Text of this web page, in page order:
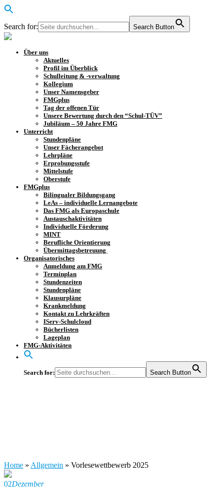
Search for: Search Button
Über uns
Aktuelles
Profil im Überblick
Schulleitung & -verwaltung
Kollegium
Unser Namensgeber
FMGplus
Tag der offenen Tür
Unsere Bewertung durch den “Schul-TÜV”
Jubiläum – 50 Jahre FMG
Unterricht
Stundenpläne
Unser Fächerangebot
Lehrpläne
Erprobungsstufe
Mittelstufe
Oberstufe
FMGplus
Bilingualer Bildungsgang
LeAs – individuelle Lernangebote
Das FMG als Europaschule
Austauschaktivitäten
Individuelle Förderung
MINT
Berufliche Orientierung
Übermittagsbetreuung
Organisatorisches
Anmeldung am FMG
Terminplan
Stundenzeiten
Stundenpläne
Klausurpläne
Krankmeldung
Kontakt zu Lehrkräften
IServ-Schulcloud
Bücherlisten
Lageplan
FMG-Aktivitäten
Search for: Search Button
Home » Allgemein » Vorlesewettbewerb 2025
02Dezember